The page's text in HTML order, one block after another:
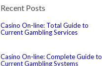
Recent Posts
Casino On-line: Total Guide to
Current Gambling Services
Casino On-line: Complete Guide to
Current Gambling Systems